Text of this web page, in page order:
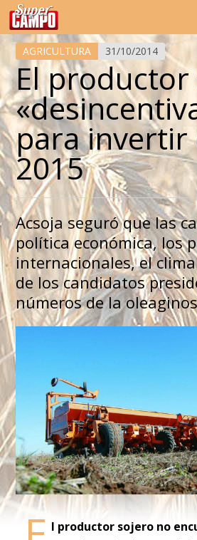
Temas de hoy
AGRICULTURA 31/10/2014
El productor
para invertir
2015
Acsoja seguró que las
política económica, los
internacionales, el
de los candidatos
números de la
l productor sojero no